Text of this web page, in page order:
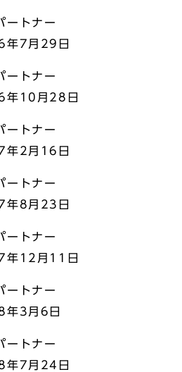
ートナー
年7月29日
ートナー
年10月28日
ートナー
2月16日
ートナー
8月23日
ートナー
12月11日
ートナー
3月6日
ートナー
7月24日